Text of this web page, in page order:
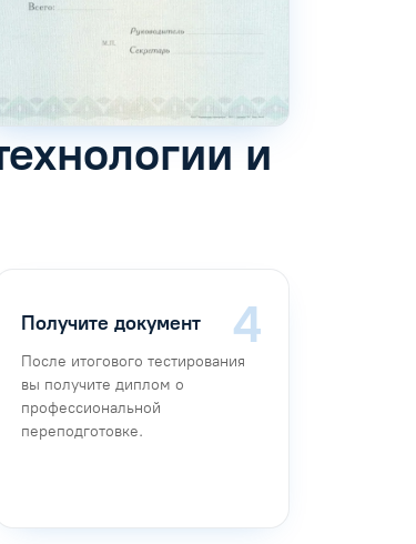
и
Получите документ
После итогового тестирования
вы получите диплом о
профессиональной
переподготовке.